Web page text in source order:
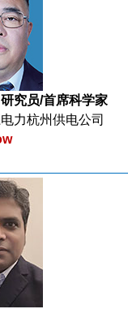
究员/首席科学家
力杭州供电公司